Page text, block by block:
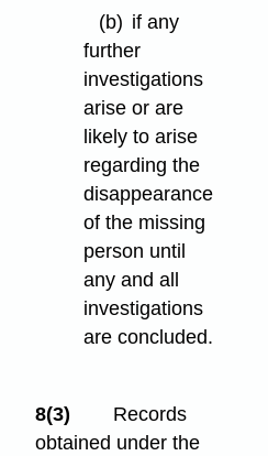
(b) if any
further
investigations
arise or are
likely to arise
regarding the
disappearance
of the missing
person until
any and all
investigations
are concluded.
8(3)
Records
obtained under the